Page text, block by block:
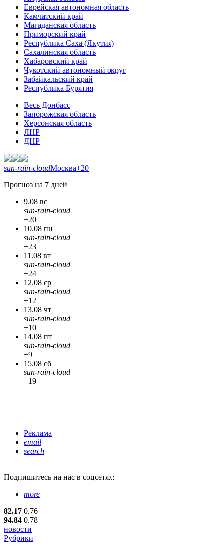
Еврейская автономная область
Камчатский край
Магаданская область
Приморский край
Республика Саха (Якутия)
Сахалинская область
Хабаровский край
Чукотский автономный округ
Забайкальский край
Республика Бурятия
Весь Донбасс
Запорожская область
Херсонская область
ЛНР
ДНР
sun-rain-cloudМосква+20
Прогноз на 7 дней
9.08 вс
sun-rain-cloud
+20
10.08 пн
sun-rain-cloud
+23
11.08 вт
sun-rain-cloud
+24
12.08 ср
sun-rain-cloud
+12
13.08 чт
sun-rain-cloud
+10
14.08 пт
sun-rain-cloud
+9
15.08 сб
sun-rain-cloud
+19
Реклама
email
search
Подпишитесь на нас в соцсетях:
more
82.17 0.76
94.84 0.78
новости
Рубрики